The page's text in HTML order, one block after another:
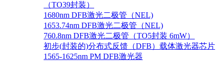
（TO39封装）
1680nm DFB激光二极管（NEL)
1653.74nm DFB激光二极管（NEL)
760.8nm DFB激光二极管（TO5封装 6mW）
初步(封装的)分布式反馈（DFB）载体激光器芯片
1565-1625nm PM DFB激光器